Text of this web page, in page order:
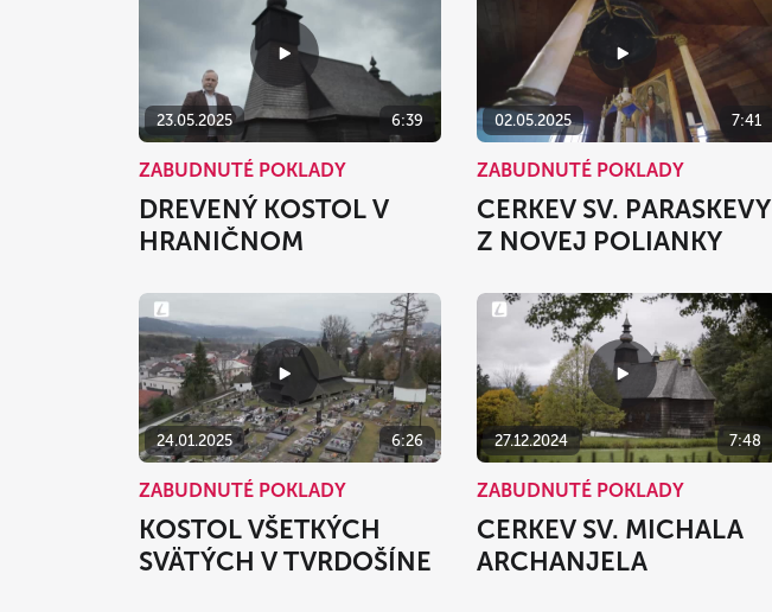
23.05.2025 6:39
ZABUDNUTÉ POKLADY
DREVENÝ KOSTOL V
HRANIČNOM
02.05.2025 7:41
ZABUDNUTÉ POKLADY
CERKEV SV. PARASKEVY
Z NOVEJ POLIANKY
24.01.2025 6:26
ZABUDNUTÉ POKLADY
KOSTOL VŠETKÝCH
SVÄTÝCH V TVRDOŠÍNE
27.12.2024 7:48
ZABUDNUTÉ POKLADY
CERKEV SV. MICHALA
ARCHANJELA